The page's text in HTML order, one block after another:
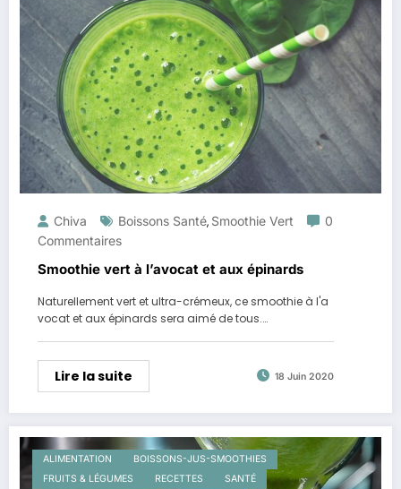
Chiva Boissons Santé, Smoothie Vert
0
Commentaires
Smoothie vert à l’avocat et aux épinards
Naturellement vert et ultra-crémeux, ce smoothie à l'a
vocat et aux épinards sera aimé de tous.…
Lire la suite 18 Juin 2020
ALIMENTATION
BOISSONS-JUS-SMOOTHIES
FRUITS & LÉGUMES
RECETTES SANTÉ